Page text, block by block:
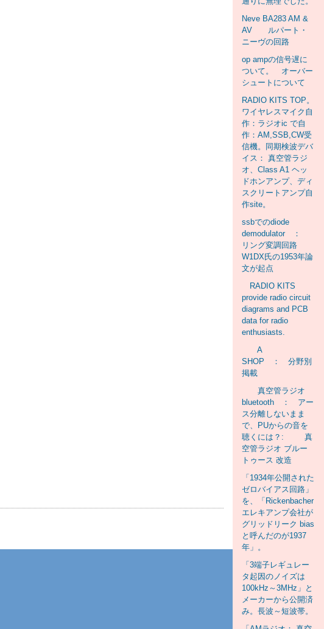
Neve BA283 AM &
AV ルパート・
ニーヴの回路
op ampの信号遅に
ついて。 オーバー
シュートについて
RADIO KITS TOP。
ワイヤレスマイク自
作：ラジオic で自
作：AM,SSB,CW受
信機。同期検波デバ
イス： 真空管ラジ
オ、Class A1 ヘッ
ドホンアンプ、ディ
スクリートアンプ自
作site。
ssbでのdiode
demodulator ：
リング変調回路
W1DX氏の1953年論
文が起点
RADIO KITS
provide radio circuit
diagrams and PCB
data for radio
enthusiasts.
A
SHOP ： 分野別
掲載
真空管ラジオ
bluetooth ： アー
ス分離しないまま
で、PUからの音を
聴くには？: 真
空管ラジオ ブルー
トゥース 改造
「1934年公開された
ゼロバイアス回路」
を、「Rickenbacher
エレキアンプ会社が
グリッドリーク bias
と呼んだのが1937
年」。
「3端子レギュレー
タ起因のノイズは
100kHz～3MHz」と
メーカーから公開済
み。長波～短波帯。